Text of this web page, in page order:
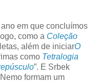
em que concluímos
como a Coleção
além de iniciarO
como Tetralogia
”. E Srbek
formam um